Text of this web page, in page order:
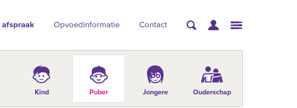
afspraak Opvoedinformatie Contact
Kind Puber Jongere Ouderschap